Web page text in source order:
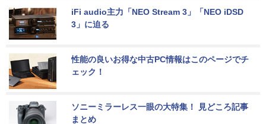
iFi audio主力「NEO Stream 3」「NEO iDSD
3」に迫る
性能の良いお得な中古PC情報はこのページでチ
ェック！
ソニーミラーレス一眼の大特集！ 見どころ記事
まとめ